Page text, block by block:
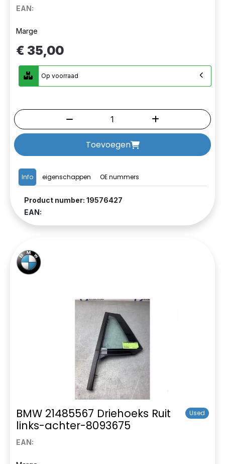
EAN:
Info eigenschappen OE nummers
Product number: 19576427
EAN:
Marge
€ 35,00
Op voorraad
Toevoegen
BMW 21485567 Driehoeks Ruit
links-achter-8093675
Used
EAN: